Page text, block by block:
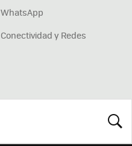
WhatsApp
Conectividad y Redes